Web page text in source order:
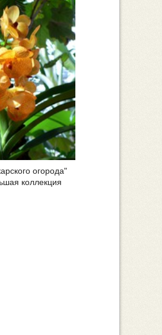
огорода"
коллекция